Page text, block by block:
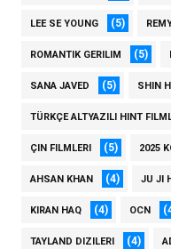
LEE SE YOUNG (5)
ROMANTIK GERILIM (5)
SANA JAVED (5) SHIN
TÜRKÇE ALTYAZILI HINT
ÇIN FILMLERI (5) 2025
AHSAN KHAN (4) JU JI
KIRAN HAQ (4) OCN
TAYLAND DIZILERI (4)